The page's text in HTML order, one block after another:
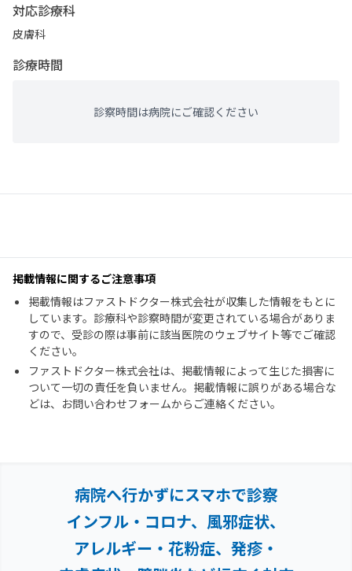
対応診療科
皮膚科
診療時間
診察時間は病院にご確認ください
掲載情報に関するご注意事項
掲載情報はファストドクター株式会社が収集した情報をもとに
しています。診療科や診察時間が変更されている場合がありま
すので、受診の際は事前に該当医院のウェブサイト等でご確認
ください。
ファストドクター株式会社は、掲載情報によって生じた損害に
ついて一切の責任を負いません。掲載情報に誤りがある場合な
どは、お問い合わせフォームからご連絡ください。
病院へ行かずにスマホで診察
インフル・コロナ、風邪症状、
アレルギー・花粉症、 発疹・